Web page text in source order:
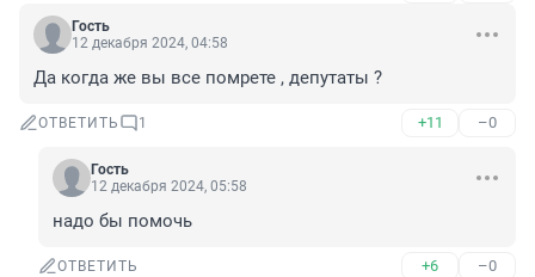
Гость
12 декабря 2024, 04:58
Да когда же вы все помрете , депутаты ?
ОТВЕТИТЬ 1 +11 –0
Гость
12 декабря 2024, 05:58
надо бы помочь
ОТВЕТИТЬ +6 –0